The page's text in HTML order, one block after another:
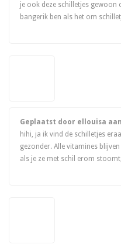
je ook deze schilletjes gewoon
bangerik ben als het om
Geplaatst door ellouisa aan
hihi, ja ik vind de schilletjes
gezonder. Alle vitamines
als je ze met schil erom